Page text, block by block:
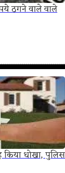
ठगने वाले वाले
किया धोखा, पुलिस